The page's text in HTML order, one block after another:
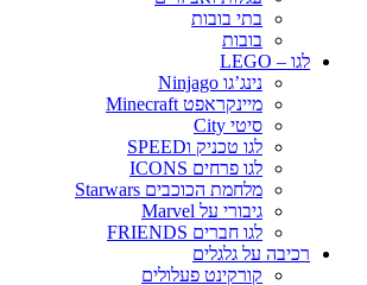
בתי בובות
בובות
לגו – LEGO
נינג’גו Ninjago
מיינקראפט Minecraft
סיטי City
לגו טכניק וSPEED
לגו פרחים ICONS
מלחמת הכוכבים Starwars
גיבורי על Marvel
לגו חברים FRIENDS
רכיבה על גלגלים
קורקינט פעלולים